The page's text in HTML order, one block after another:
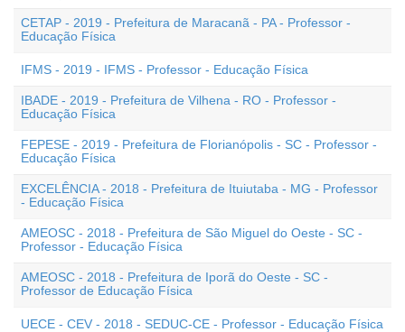
CETAP - 2019 - Prefeitura de Maracanã - PA - Professor -
Educação Física
IFMS - 2019 - IFMS - Professor - Educação Física
IBADE - 2019 - Prefeitura de Vilhena - RO - Professor -
Educação Física
FEPESE - 2019 - Prefeitura de Florianópolis - SC - Professor -
Educação Física
EXCELÊNCIA - 2018 - Prefeitura de Ituiutaba - MG - Professor
- Educação Física
AMEOSC - 2018 - Prefeitura de São Miguel do Oeste - SC -
Professor - Educação Física
AMEOSC - 2018 - Prefeitura de Iporã do Oeste - SC -
Professor de Educação Física
UECE - CEV - 2018 - SEDUC-CE - Professor - Educação Física